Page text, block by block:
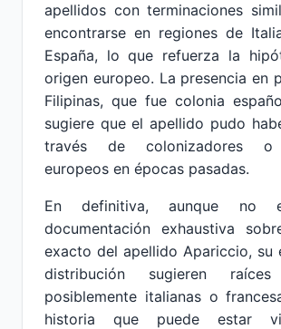
apellidos con terminaciones
encontrarse en regiones de
España, lo que refuerza la
origen europeo. La presencia en
Filipinas, que fue colonia
sugiere que el apellido pudo
través de colonizadores o
europeos en épocas pasadas.
En definitiva, aunque no
documentación exhaustiva
exacto del apellido Apariccio, su
distribución sugieren raíces
posiblemente italianas o
historia que puede estar